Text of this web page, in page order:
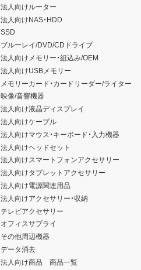
法人向けルーター
法人向けNAS・HDD
SSD
ブルーレイ/DVD/CDドライブ
法人向けメモリー・組込み/OEM
法人向けUSBメモリー
メモリーカード・カードリーダー/ライター
映像/音響機器
法人向け液晶ディスプレイ
法人向けケーブル
法人向けマウス・キーボード・入力機器
法人向けヘッドセット
法人向けスマートフォンアクセサリー
法人向けタブレットアクセサリー
法人向け電源関連用品
法人向けアクセサリー・収納
テレビアクセサリー
オフィスサプライ
その他周辺機器
データ消去
法人向け商品 商品一覧